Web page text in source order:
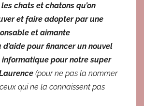
les chats et chatons qu’on
et faire adopter par une
et aimante
d’aide pour financer un nouvel
pour notre super
(pour ne pas la nommer
qui ne la connaissent pas